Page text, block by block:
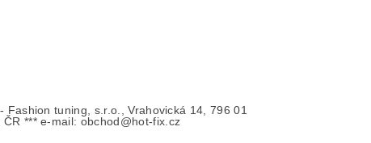
Fashion tuning, s.r.o., Vrahovická 14, 796 01
ČR *** e-mail: obchod@hot-fix.cz